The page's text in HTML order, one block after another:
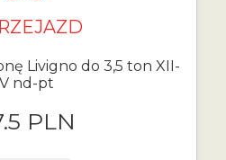
Livigno do 3,5 ton XII-
nd-pt
PLN